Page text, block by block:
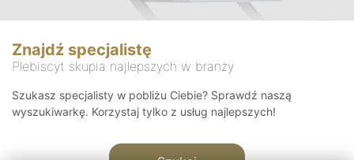
Znajdź specjalistę
Plebiscyt skupia najlepszych w branży
Szukasz specjalisty w pobliżu Ciebie? Sprawdź naszą
wyszukiwarkę. Korzystaj tylko z usług najlepszych!